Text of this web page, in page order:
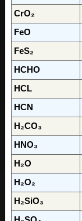
CrO₂
FeO
FeS₂
HCHO
HCL
HCN
H₂CO₃
HNO₃
H₂O
H₂O₂
H₂SiO₃